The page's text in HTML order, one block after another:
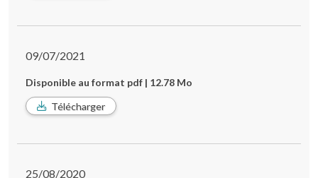
09/07/2021
Disponible au format pdf | 12.78 Mo
Télécharger
25/08/2020